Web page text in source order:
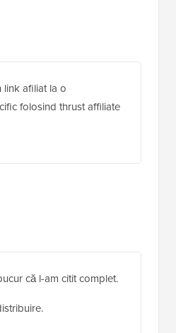
link afiliat la o
folosind thrust affiliate
că l-am citit complet.